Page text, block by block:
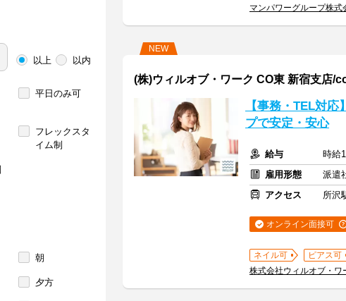
以上 以内
平日のみ可
フレックスタ
イム制
朝
夕方
マンパワーグループ株式
NEW
(株)ウィルオブ・ワーク CO東 新宿支店/
【事務・TEL対
プで安定・安心
給与
時給
雇用形態
派遣
アクセス
所沢
オンライン面接可
ネイル可 ピアス可
株式会社ウィルオブ・ワ